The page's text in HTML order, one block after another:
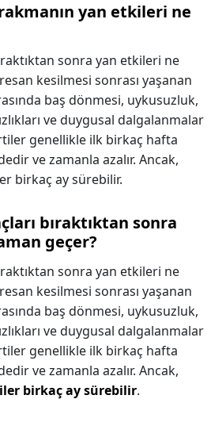
yan etkileri ne
sonra yan etkileri ne
kesilmesi sonrası yaşanan
baş dönmesi, uykusuzluk,
ve duygusal dalgalanmalar
genellikle ilk birkaç hafta
ve zamanla azalır. Ancak,
birkaç ay sürebilir.
bıraktıktan sonra
geçer?
sonra yan etkileri ne
kesilmesi sonrası yaşanan
baş dönmesi, uykusuzluk,
ve duygusal dalgalanmalar
genellikle ilk birkaç hafta
ve zamanla azalır. Ancak,
birkaç ay sürebilir.